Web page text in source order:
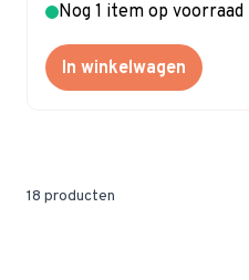
Nog 1 item op voorraad
In winkelwagen
18 producten